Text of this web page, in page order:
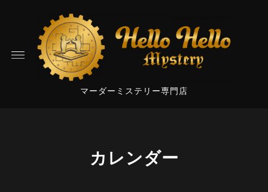
マーダーミステリー専門店
カレンダー